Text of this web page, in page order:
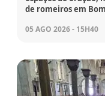
de romeiros em
05 AGO 2026 - 15H40